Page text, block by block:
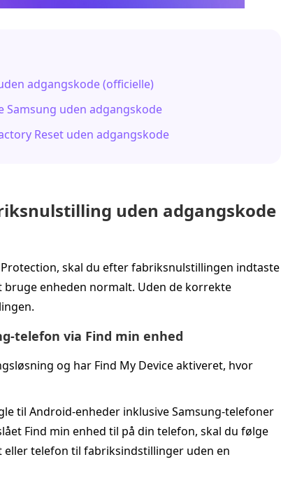
adgangskode (officielle)
Samsung uden adgangskode
Reset uden adgangskode
uden adgangskode
skal du efter fabriksnulstillingen indtaste
enheden normalt. Uden de korrekte
telefon via Find min enhed
og har Find My Device aktiveret, hvor
til Android-enheder inklusive Samsung-telefoner
Find min enhed til på din telefon, skal du følge
telefon til fabriksindstillinger uden en